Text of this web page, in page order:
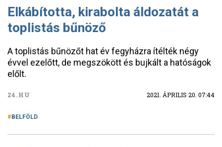
Elkábította, kirabolta áldozatát a
toplistás bűnöző
A toplistás bűnözőt hat év fegyházra ítélték négy
évvel ezelőtt, de megszökött és bujkált a hatóságok
előlt.
24.HU 2021. ÁPRILIS 20. 07:44
BELFÖLD